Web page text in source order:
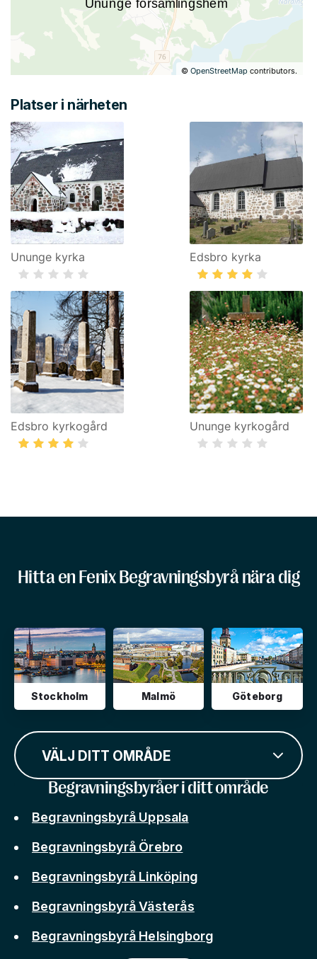
©OpenStreetMap contributors.
Platser i närheten
Ununge kyrka Edsbro kyrka
Edsbro kyrkogård Ununge kyrkogård
Hitta en Fenix Begravningsbyrå nära dig
Stockholm Malmö Göteborg
VÄLJ DITT OMRÅDE
Begravningsbyråer i ditt område
Begravningsbyrå Uppsala
Begravningsbyrå Örebro
Begravningsbyrå Linköping
Begravningsbyrå Västerås
Begravningsbyrå Helsingborg